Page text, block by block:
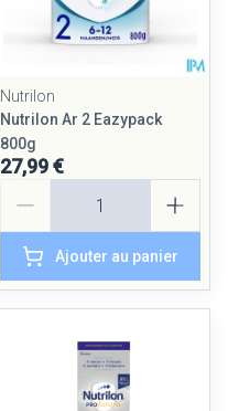
Nutrilon
Nutrilon Ar 2 Eazypack
800g
27,99 €
Ajouter au panier